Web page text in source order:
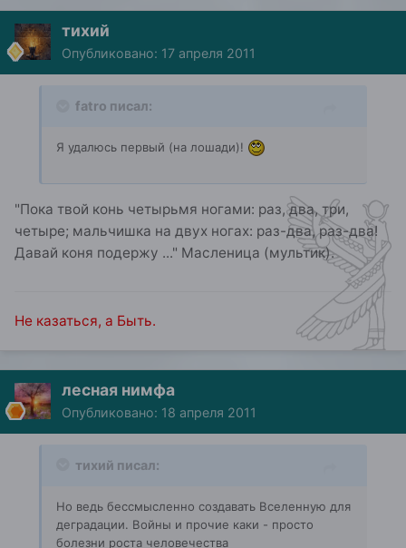
тихий
Опубликовано: 17 апреля 2011
fatro писал:
Я удалюсь первый (на лошади)!
"Пока твой конь четырьмя ногами: раз, два, три,
четыре; мальчишка на двух ногах: раз-два, раз-два!
Давай коня подержу ..." Масленица (мультик).
Не казаться, а Быть.
лесная нимфа
Опубликовано: 18 апреля 2011
тихий писал:
Но ведь бессмысленно создавать Вселенную для
деградации. Войны и прочие каки - просто
болезни роста человечества